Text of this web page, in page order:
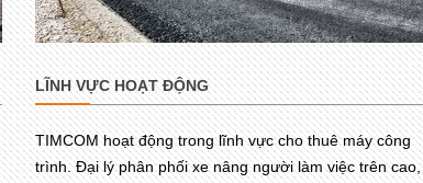
LĨNH VỰC HOẠT ĐỘNG
TIMCOM hoạt động trong lĩnh vực cho thuê máy công
trình. Đại lý phân phối xe nâng người làm việc trên cao,